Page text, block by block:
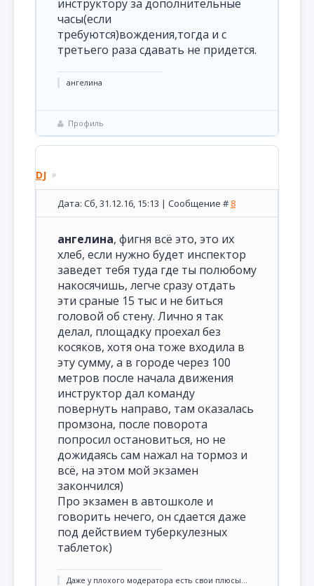
инструктору за дополнительные
часы(если
требуются)вождения,тогда и с
третьего раза сдавать не придется.
ангелина
Профиль
DJ
Дата: Сб, 31.12.16, 15:13 | Сообщение # 8
ангелина, фигня всё это, это их
хлеб, если нужно будет инспектор
заведет тебя туда где ты полюбому
накосячишь, легче сразу отдать
эти сраные 15 тыс и не биться
головой об стену. Лично я так
делал, площадку проехал без
косяков, хотя она тоже входила в
эту сумму, а в городе через 100
метров после начала движения
инструктор дал команду
повернуть направо, там оказалась
промзона, после поворота
попросил остановиться, но не
дожидаясь сам нажал на тормоз и
всё, на этом мой экзамен
закончился)
Про экзамен в автошколе и
говорить нечего, он сдается даже
под действием туберкулезных
таблеток)
Даже у плохого модератора есть свои плюсы...